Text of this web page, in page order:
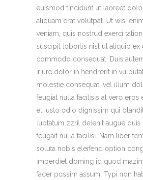
euismod tincidunt ut laoreet
aliquam erat volutpat. Ut wisi
veniam, quis nostrud exerci
suscipit lobortis nisl ut aliquip ex
commodo consequat. Duis
iriure dolor in hendrerit in
molestie consequat, vel illum
feugiat nulla facilisis at vero eros
et iusto odio dignissim qui
luptatum zzril delenit augue
feugait nulla facilisi. Nam liber
soluta nobis eleifend option
imperdiet doming id quod
facer possim assum. Typi non